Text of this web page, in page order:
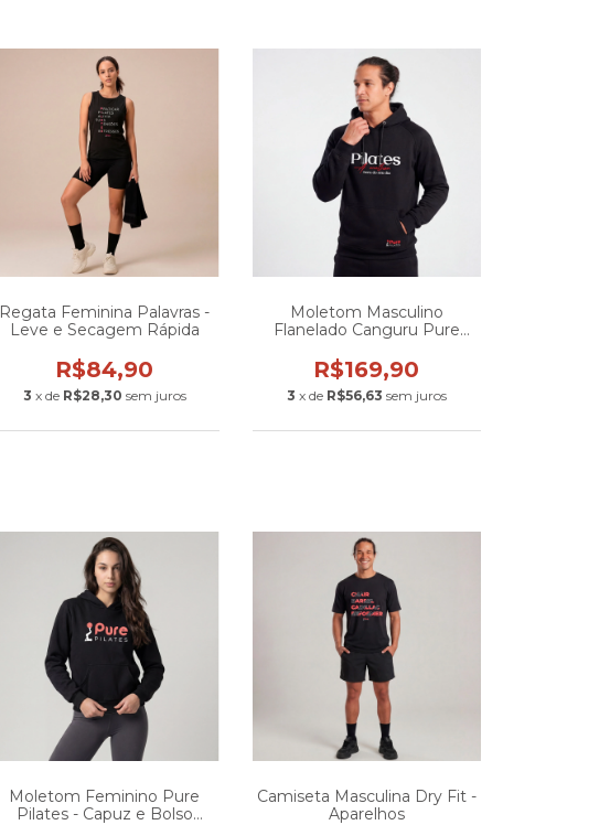
Regata Feminina Palavras -
Leve e Secagem Rápida
R$84,90
3 x de R$28,30 sem juros
Moletom Masculino
Flanelado Canguru Pure
Seu Dia
R$169,90
3 x de R$56,63 sem juros
Moletom Feminino Pure
Pilates - Capuz e Bolso
Camiseta Masculina Dry Fit -
Aparelhos